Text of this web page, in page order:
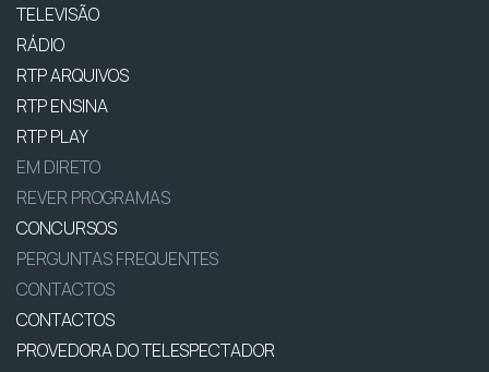
TELEVISÃO
RÁDIO
RTP ARQUIVOS
RTP ENSINA
RTP PLAY
EM DIRETO
REVER PROGRAMAS
CONCURSOS
PERGUNTAS FREQUENTES
CONTACTOS
CONTACTOS
PROVEDORA DO TELESPECTADOR